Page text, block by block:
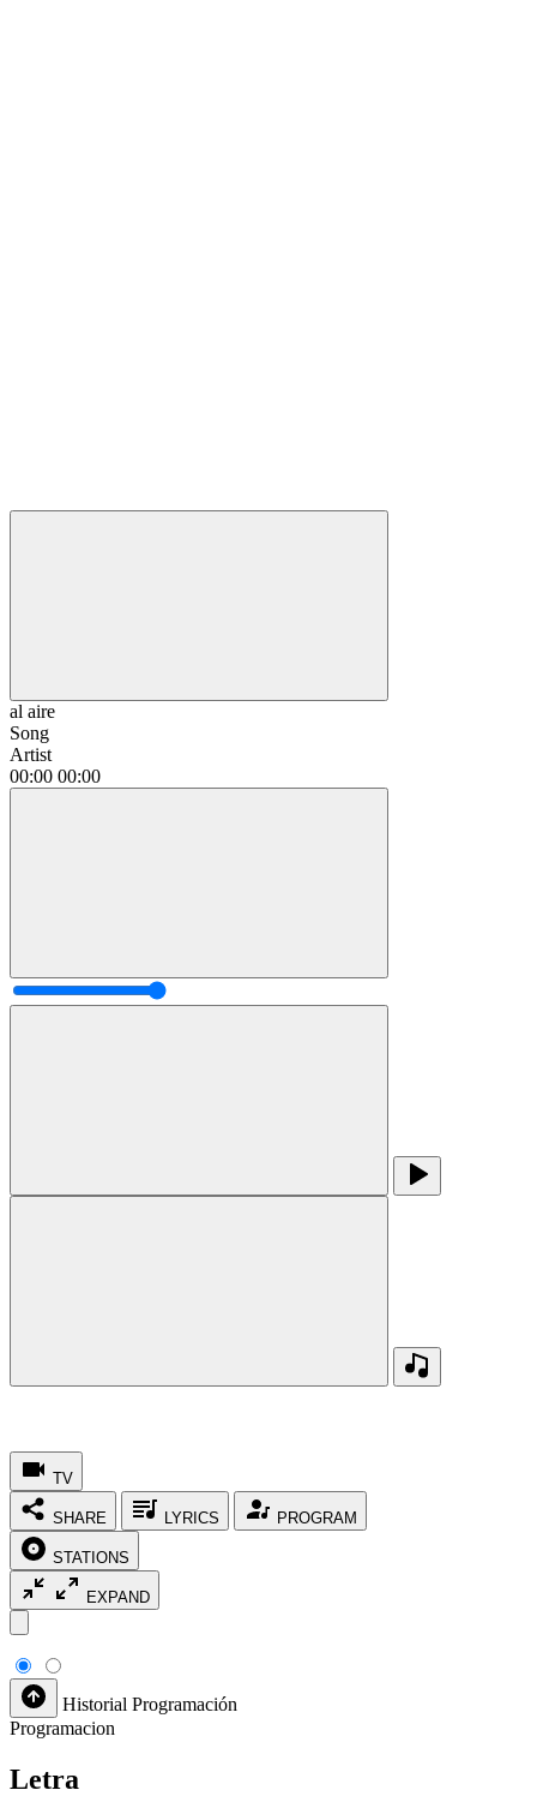
al aire
Song
Artist
00:00 00:00
TV
SHARE LYRICS PROGRAM
STATIONS
EXPAND
Historial Programación
Programacion
Letra